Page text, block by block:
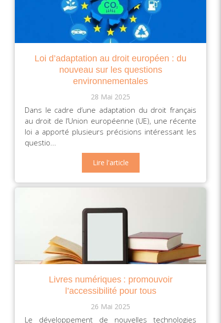
Loi d’adaptation au droit européen : du
nouveau sur les questions
environnementales
28 Mai 2025
Dans le cadre d’une adaptation du droit français
au droit de l’Union européenne (UE), une récente
loi a apporté plusieurs précisions intéressant les
questio...
Lire l'article
Livres numériques : promouvoir
l’accessibilité pour tous
26 Mai 2025
Le développement de nouvelles technologies